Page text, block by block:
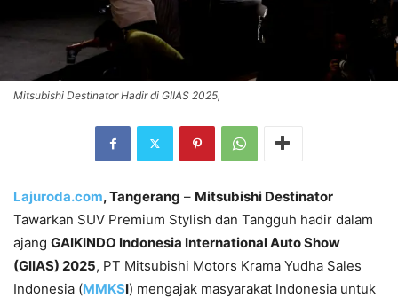
Mitsubishi Destinator Hadir di GIIAS 2025,
Lajuroda.com, Tangerang – Mitsubishi Destinator
Tawarkan SUV Premium Stylish dan Tangguh hadir dalam
ajang GAIKINDO Indonesia International Auto Show
(GIIAS) 2025, PT Mitsubishi Motors Krama Yudha Sales
Indonesia (MMKSI) mengajak masyarakat Indonesia untuk